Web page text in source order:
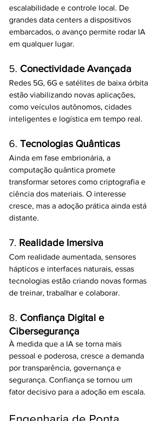
escalabilidade e controle local. De
grandes data centers a dispositivos
embarcados, o avanço permite rodar IA
em qualquer lugar.
5. Conectividade Avançada
Redes 5G, 6G e satélites de baixa órbita
estão viabilizando novas aplicações,
como veículos autônomos, cidades
inteligentes e logística em tempo real.
6. Tecnologias Quânticas
Ainda em fase embrionária, a
computação quântica promete
transformar setores como criptografia e
ciência dos materiais. O interesse
cresce, mas a adoção prática ainda está
distante.
7. Realidade Imersiva
Com realidade aumentada, sensores
hápticos e interfaces naturais, essas
tecnologias estão criando novas formas
de treinar, trabalhar e colaborar.
8. Confiança Digital e
Cibersegurança
À medida que a IA se torna mais
pessoal e poderosa, cresce a demanda
por transparência, governança e
segurança. Confiança se tornou um
fator decisivo para a adoção em escala.